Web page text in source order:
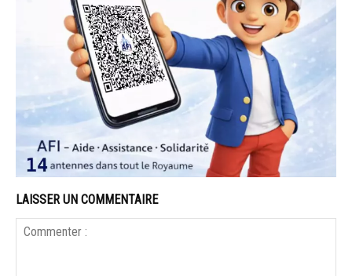
LAISSER UN COMMENTAIRE